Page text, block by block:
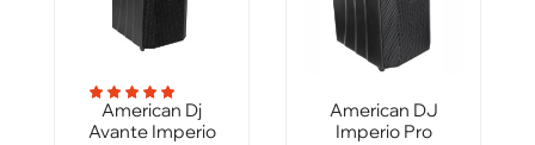
American Dj
Avante Imperio
American DJ
Imperio Pro